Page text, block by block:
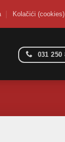
Kolačići (cookies)
031 250